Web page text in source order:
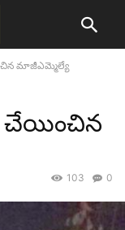
మాజీఎమ్మెల్యే
చేయించిన
0
103